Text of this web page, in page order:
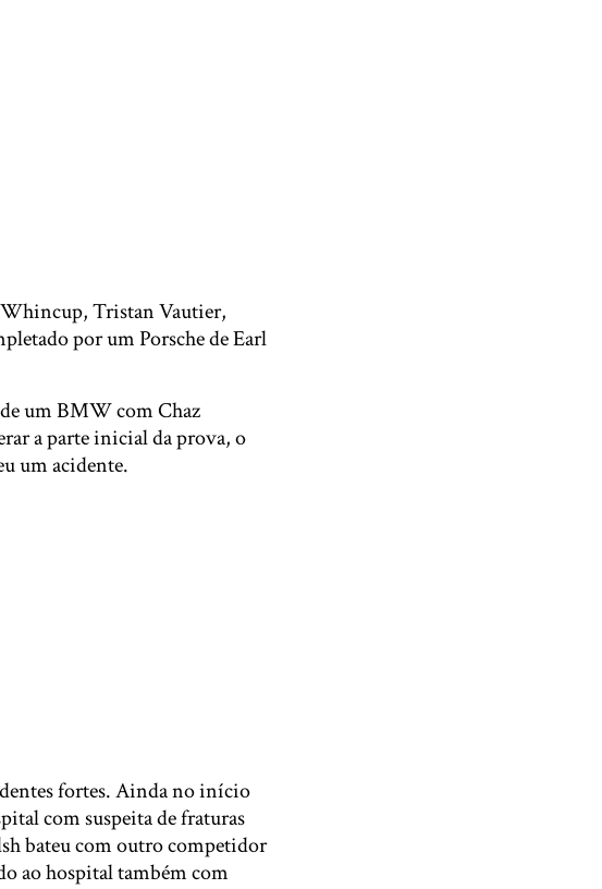
Whincup, Tristan Vautier,
por um Porsche de Earl
um BMW com Chaz
a parte inicial da prova, o
um acidente.
fortes. Ainda no início
com suspeita de fraturas
bateu com outro competidor
ao hospital também com